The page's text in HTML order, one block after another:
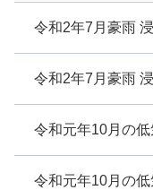
令和2年7月豪雨
令和2年7月豪雨
令和元年10月の
令和元年10月の